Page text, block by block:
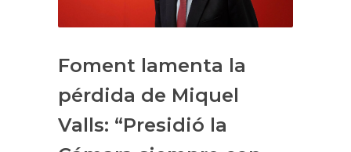
Foment lamenta la
pérdida de Miquel
Valls: “Presidió la